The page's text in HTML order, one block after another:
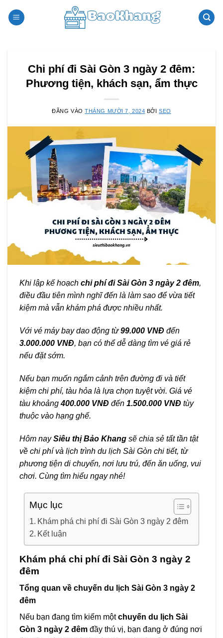
qua
Chi phí đi Sài Gòn 3 ngày 2 đêm:
Phương tiện, khách sạn, ẩm thực
ĐĂNG VÀOTHÁNG MƯỜI 7, 2024 BỞISEO
Khi lập kế hoạch chi phí đi Sài Gòn 3 ngày 2 đêm,
điều đầu tiên mình nghĩ đến là làm sao để vừa tiết
kiệm mà vẫn khám phá được nhiều nhất.
Với vé máy bay dao động từ99.000 VNĐ đến
3.000.000 VNĐ, bạn có thể dễ dàng tìm vé giá rẻ
nếu đặt sớm.
Nếu bạn muốn ngắm cảnh trên đường đi và tiết
kiệm chi phí, tàu hỏa là lựa chọn tuyệt vời. Giá vé
tàu khoảng400.000 VNĐ đến 1.500.000 VNĐ tùy
thuộc vào hạng ghế.
Hôm naySiêu thị Bảo Khang sẽ chia sẻ tất tần tật
về chi phí và lịch trình du lịch Sài Gòn chi tiết, từ
phương tiện di chuyển, nơi lưu trú, đến ăn uống, vui
chơi. Cùng tìm hiểu ngay nhé!
Mục lục
Khám phá chi phí đi Sài Gòn 3 ngày 2 đêm
Kết luận
Khám phá chi phí đi Sài Gòn 3 ngày 2
đêm
Tổng quan về chuyến du lịch Sài Gòn 3 ngày 2
đêm
Nếu bạn đang tìm kiếm mộtchuyến du lịch Sài
Gòn 3 ngày 2 đêm đầy thú vị, bạn đang ở đúng nơi